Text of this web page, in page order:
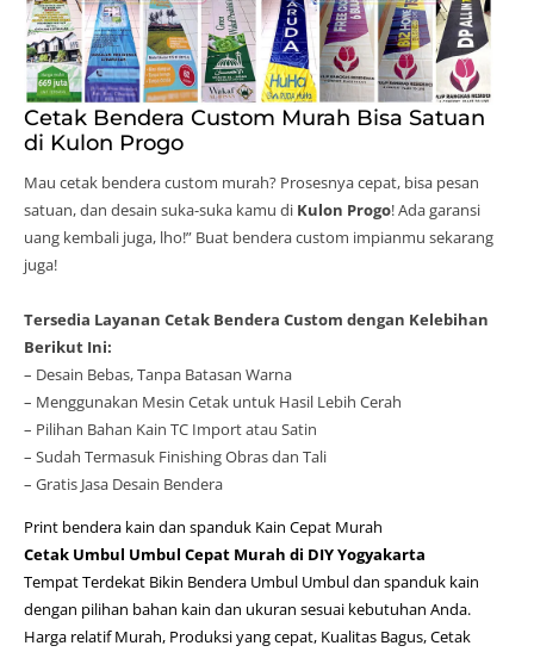
Cetak Bendera Custom Murah Bisa Satuan
di Kulon Progo
Mau cetak bendera custom murah? Prosesnya cepat, bisa pesan
satuan, dan desain suka-suka kamu di Kulon Progo! Ada garansi
uang kembali juga, lho!” Buat bendera custom impianmu sekarang
juga!
Tersedia Layanan Cetak Bendera Custom dengan Kelebihan
Berikut Ini:
– Desain Bebas, Tanpa Batasan Warna
– Menggunakan Mesin Cetak untuk Hasil Lebih Cerah
– Pilihan Bahan Kain TC Import atau Satin
– Sudah Termasuk Finishing Obras dan Tali
– Gratis Jasa Desain Bendera
Print bendera kain dan spanduk Kain Cepat Murah
Cetak Umbul Umbul Cepat Murah di DIY Yogyakarta
Tempat Terdekat Bikin Bendera Umbul Umbul dan spanduk kain
dengan pilihan bahan kain dan ukuran sesuai kebutuhan Anda.
Harga relatif Murah, Produksi yang cepat, Kualitas Bagus, Cetak